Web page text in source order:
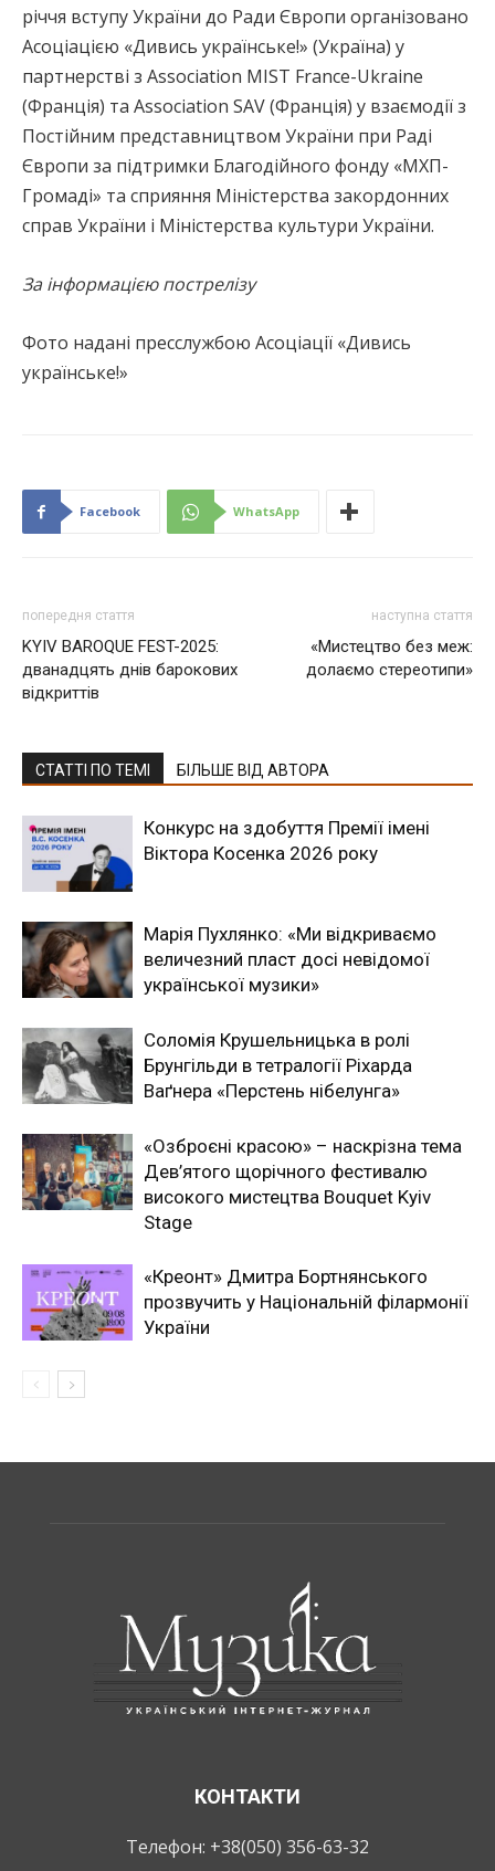
річчя вступу України до Ради Європи організовано
Асоціацією «Дивись українське!» (Україна) у
партнерстві з Association MIST France-Ukraine
(Франція) та Association SAV (Франція) у взаємодії з
Постійним представництвом України при Раді
Європи за підтримки Благодійного фонду «МХП-
Громаді» та сприяння Міністерства закордонних
справ України і Міністерства культури України.
За інформацією пострелізу
Фото надані пресслужбою Асоціації «Дивись
українське!»
Facebook WhatsApp
попередня стаття
KYIV BAROQUE FEST-2025:
дванадцять днів барокових
відкриттів
наступна стаття
«Мистецтво без меж:
долаємо стереотипи»
СТАТТІ ПО ТЕМІ БІЛЬШЕ ВІД АВТОРА
Конкурс на здобуття Премії імені
Віктора Косенка 2026 року
Марія Пухлянко: «Ми відкриваємо
величезний пласт досі невідомої
української музики»
Соломія Крушельницька в ролі
Брунгільди в тетралогії Ріхарда
Ваґнера «Перстень нібелунга»
«Озброєні красою» – наскрізна тема
Дев’ятого щорічного фестивалю
високого мистецтва Bouquet Kyiv
Stage
«Креонт» Дмитра Бортнянського
прозвучить у Національній філармонії
України
КОНТАКТИ
Телефон: +38(050) 356-63-32